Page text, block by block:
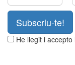
Subscriu-te!
He llegit i accepto